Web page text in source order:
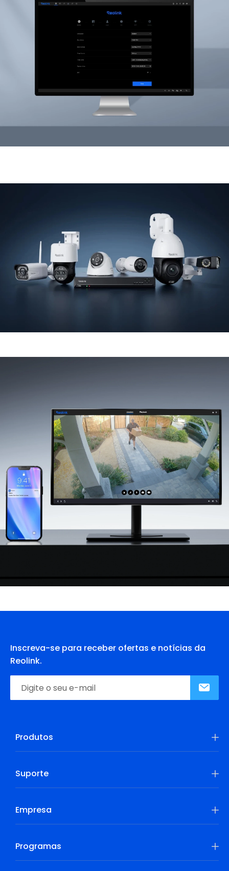
Inscreva-se para receber ofertas e notícias da
Reolink.
Produtos
Suporte
Empresa
Programas